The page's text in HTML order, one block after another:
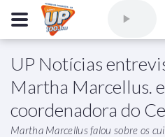
UP Notícias
Martha Marcellus.
coordenadora do
Martha Marcellus falou sobre os